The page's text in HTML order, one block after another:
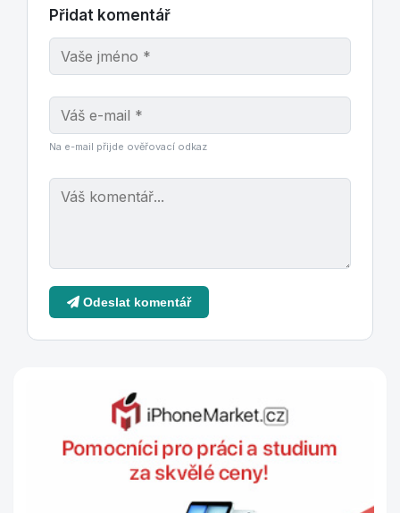
Přidat komentář
Na e-mail přijde ověřovací odkaz
Odeslat komentář